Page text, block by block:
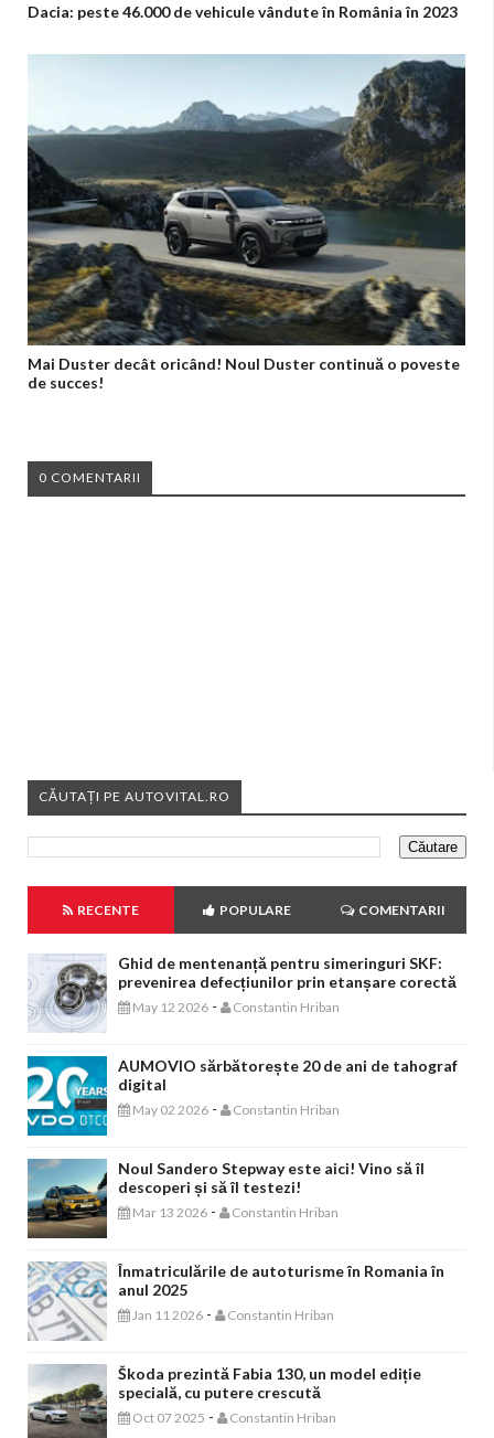
Dacia: peste 46.000 de vehicule vândute în România în 2023
Mai Duster decât oricând! Noul Duster continuă o poveste
de succes!
0 COMENTARII
CĂUTAȚI PE AUTOVITAL.RO
RECENTE POPULARE COMENTARII
Ghid de mentenanță pentru simeringuri SKF:
prevenirea defecțiunilor prin etanșare corectă
May 12 2026 - Constantin Hriban
AUMOVIO sărbătorește 20 de ani de tahograf
digital
May 02 2026 - Constantin Hriban
Noul Sandero Stepway este aici! Vino să îl
descoperi și să îl testezi!
Mar 13 2026 - Constantin Hriban
Înmatriculările de autoturisme în Romania în
anul 2025
Jan 11 2026 - Constantin Hriban
Škoda prezintă Fabia 130, un model ediție
specială, cu putere crescută
Oct 07 2025 - Constantin Hriban